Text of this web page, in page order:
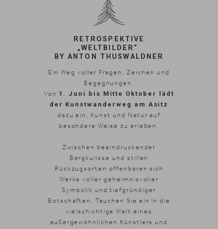
RETROSPEKTIVE
„WELTBILDER“
BY ANTON THUSWALDNER
Ein Weg voller Fragen, Zeichen und
Begegnungen.
Von 1. Juni bis Mitte Oktober lädt
der Kunstwanderweg am Asitz
dazu ein, Kunst und Natur auf
besondere Weise zu erleben.
Zwischen beeindruckender
Bergkulisse und stillen
Rückzugsorten offenbaren sich
Werke voller geheimnisvoller
Symbolik und tiefgründiger
Botschaften. Tauchen Sie ein in die
vielschichtige Welt eines
außergewöhnlichen Künstlers und